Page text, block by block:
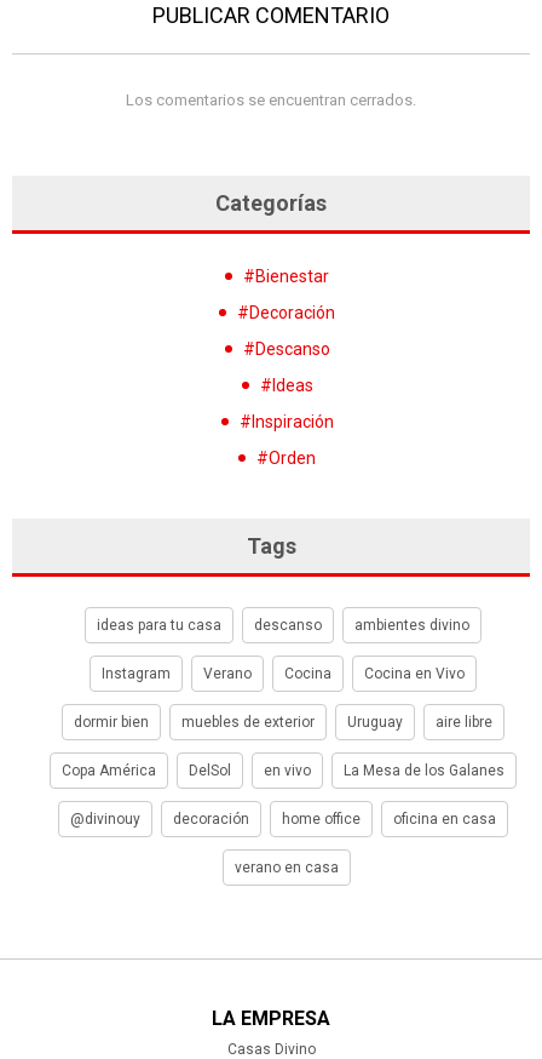
PUBLICAR COMENTARIO
Los comentarios se encuentran cerrados.
Categorías
#Bienestar
#Decoración
#Descanso
#Ideas
#Inspiración
#Orden
Tags
ideas para tu casa descanso ambientes divino
Instagram Verano Cocina Cocina en Vivo
dormir bien muebles de exterior Uruguay aire libre
Copa América DelSol en vivo La Mesa de los Galanes
@divinouy decoración home office oficina en casa
verano en casa
LA EMPRESA
Casas Divino